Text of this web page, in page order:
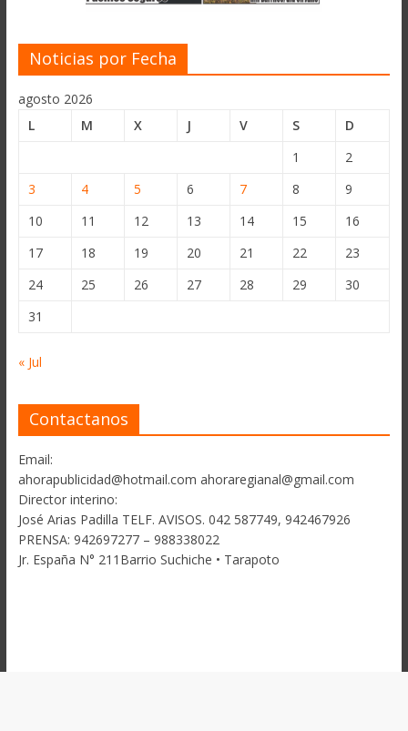
Noticias por Fecha
agosto 2026
L
M X J V S
D
1
2
3
4 5 6 7 8
9
10
11 12 13 14 15
16
17
18 19 20 21 22
23
24
25 26 27 28 29
30
31
« Jul
Contactanos
Email:
ahorapublicidad@hotmail.com ahoraregianal@gmail.com
Director interino:
José Arias Padilla TELF. AVISOS. 042 587749, 942467926
PRENSA: 942697277 – 988338022
Jr. España N° 211Barrio Suchiche • Tarapoto